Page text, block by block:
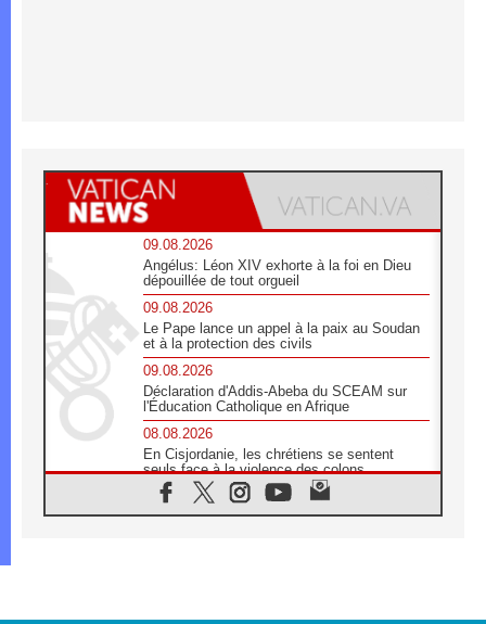
09.08.2026
Angélus: Léon XIV exhorte à la foi en Dieu
dépouillée de tout orgueil
09.08.2026
Le Pape lance un appel à la paix au Soudan
et à la protection des civils
09.08.2026
Déclaration d'Addis-Abeba du SCEAM sur
l'Éducation Catholique en Afrique
08.08.2026
En Cisjordanie, les chrétiens se sentent
seuls face à la violence des colons
08.08.2026
Léon XIV au sanctuaire de Notre Dame du